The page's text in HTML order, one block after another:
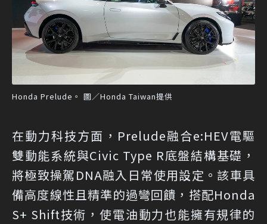
Honda Prelude。 圖／Honda Taiwan提供
在動力科技方面，Prelude融合e:HEV電驅
雙動能系統與Civic Type R底盤結構基礎，
將極致操駕DNA融入日常使用設定。該車具
備高度線性且精準的過彎回饋，搭配Honda
S+ Shift技術，使電油動力也能擁有規律的